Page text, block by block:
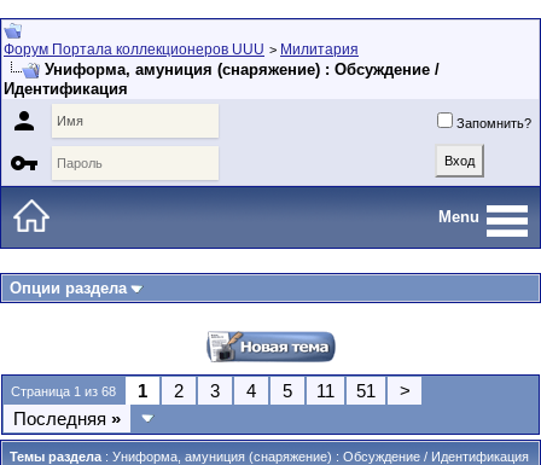
Форум Портала коллекционеров UUU > Милитария
Униформа, амуниция (снаряжение) : Обсуждение /
Идентификация
 Запомнить?

Menu
Опции раздела
Страница 1 из 68 1 2 3 4 5 11 51
>
Последняя »
Темы раздела : Униформа, амуниция (снаряжение) : Обсуждение / Идентификация